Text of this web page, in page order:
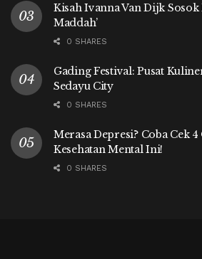
Kisah Ivanna Van Dijk
Maddah’
0 SHARES
Gading Festival: Pusat
Sedayu City
0 SHARES
Merasa Depresi? Coba Cek
Kesehatan Mental Ini!
0 SHARES